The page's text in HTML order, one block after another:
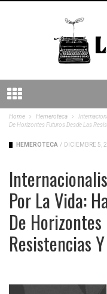
Home Hemeroteca
De Horizontes Futuros Desde Las
HEMEROTECA / DICIEMBRE 5,
Por La Vida:
De
Resistencias